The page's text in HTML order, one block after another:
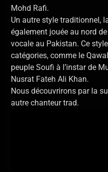
Mohd Rafi.
Un autre style traditionnel,
également jouée au nord
vocale au Pakistan. Ce
catégories, comme le
peuple Soufi à l’instar de
Nusrat Fateh Ali Khan.
Nous découvrirons par la
autre chanteur trad.